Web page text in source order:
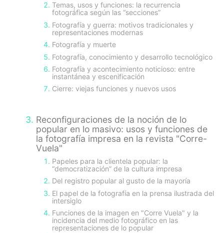
Temas, usos y funciones: la recurrencia
fotográfica según las “secciones”
Fotografía y guerra: motivos tradicionales y
representaciones modernas
Fotografía y muerte
Fotografía, conocimiento y desarrollo tecnológico
Fotografía y acontecimiento noticioso: entre
instantánea y escenificación
Cierre: viejas funciones y nuevos usos
Reconfiguraciones de la noción de lo
popular en lo masivo: usos y funciones de
la fotografía impresa en la revista "Corre-
Vuela"
Papeles para la clientela popular: la
“democratización” de la cultura impresa
Del registro popular al gusto de la mayoría
El papel de la fotografía en la prensa ilustrada del
intersiglo
Funciones de la imagen en "Corre Vuela" y la
incidencia del medio fotográfico en las
representaciones de lo popular